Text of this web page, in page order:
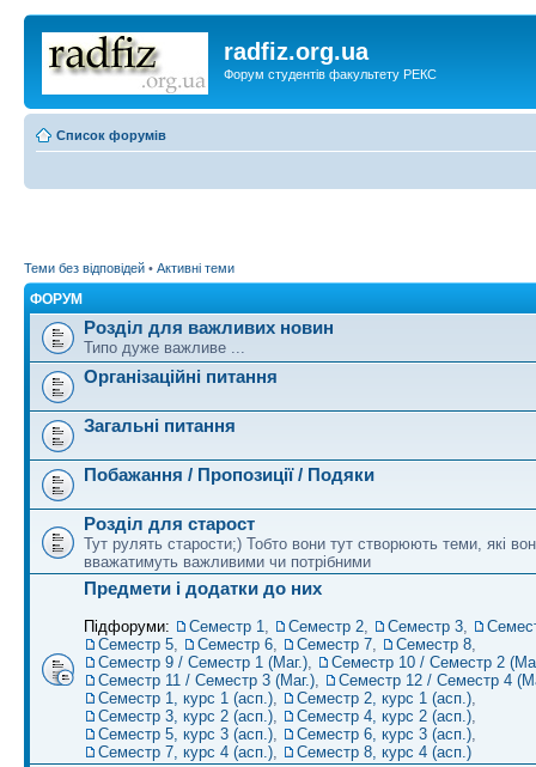
radfiz.org.ua
Форум студентів факультету РЕКС
Список форумів
Теми без відповідей • Активні теми
ФОРУМ
Розділ для важливих новин
Типо дуже важливе ...
Організаційні питання
Загальні питання
Побажання / Пропозиції / Подяки
Розділ для старост
Тут рулять старости;) Тобто вони тут створюють теми, які
вважатимуть важливими чи потрібними
Предмети і додатки до них
Підфоруми: Семестр 1, Семестр 2, Семестр 3,
Семестр 5, Семестр 6, Семестр 7, Семестр 8,
Семестр 9 / Семестр 1 (Маг.),
Семестр 10 / Семестр 2
Семестр 11 / Семестр 3 (Маг.),
Семестр 12 / Семестр 4
Семестр 1, курс 1 (асп.), Семестр 2, курс 1 (асп.),
Семестр 3, курс 2 (асп.), Семестр 4, курс 2 (асп.),
Семестр 5, курс 3 (асп.), Семестр 6, курс 3 (асп.),
Семестр 7, курс 4 (асп.), Семестр 8, курс 4 (асп.)